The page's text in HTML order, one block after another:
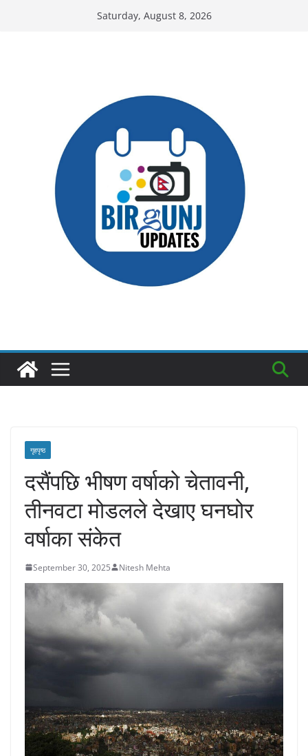
Saturday, August 8, 2026
गृहपृष्ठ
दसैंपछि भीषण वर्षाको चेतावनी,
तीनवटा मोडलले देखाए घनघोर
वर्षाका संकेत
September 30, 2025 Nitesh Mehta